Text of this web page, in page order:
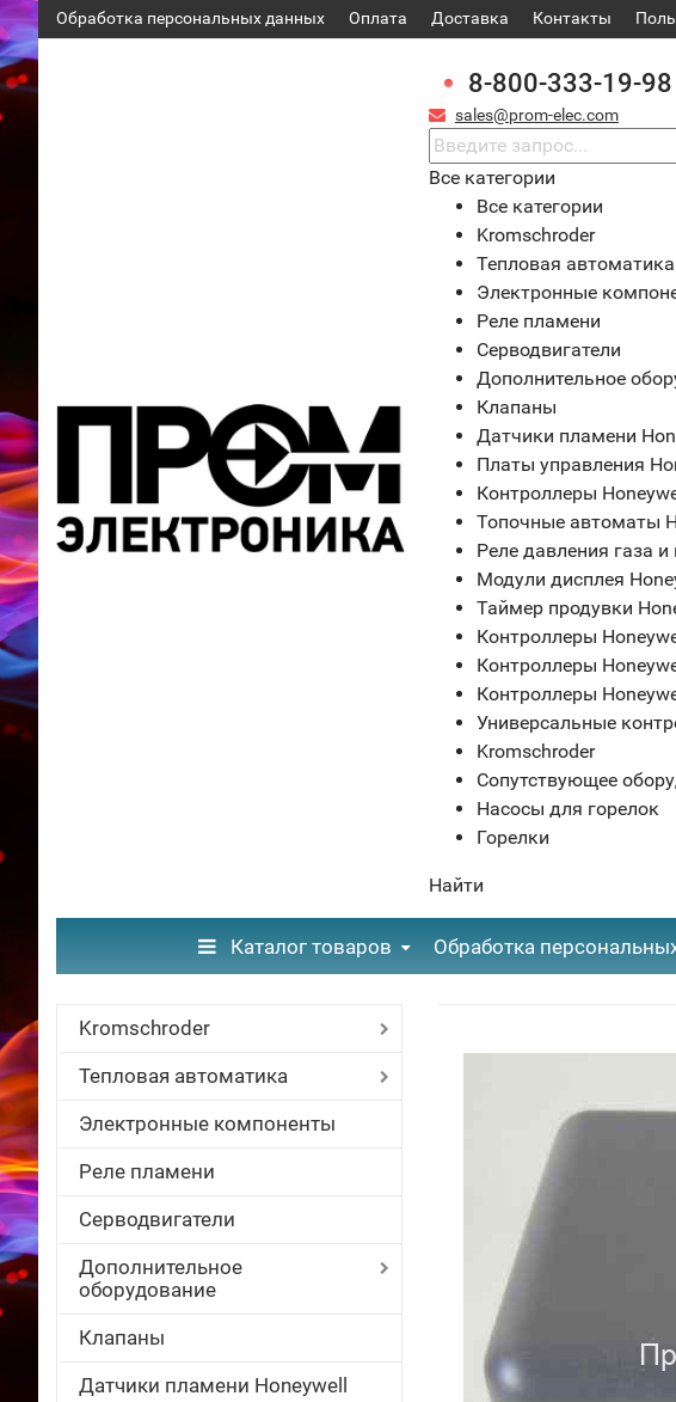
Обработка персональных данных Оплата Доставка Контакты
8-800-333-19-98
sales@prom-elec.com
Все категории
Все категории
Kromschroder
Тепловая автоматика
Электронные
Реле пламени
Серводвигатели
Дополнительное
Клапаны
Датчики пламени
Платы управления
Контроллеры
Топочные автоматы
Реле давления газа
Модули дисплея
Таймер продувки
Контроллеры
Контроллеры
Контроллеры
Универсальные
Kromschroder
Сопутствующее
Насосы для горелок
Горелки
Найти
Каталог товаров Обработка
Kromschroder
Тепловая автоматика
Электронные компоненты
Реле пламени
Серводвигатели
Дополнительное
оборудование
Клапаны
Датчики пламени Honeywell